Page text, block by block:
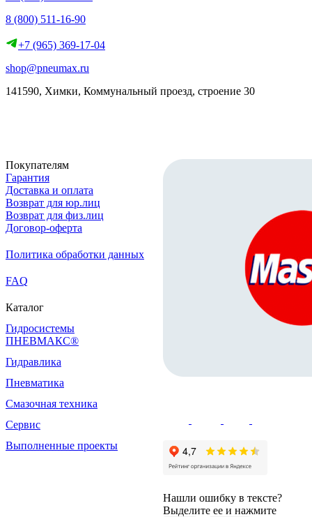
8 (800) 511-16-90
+7 (965) 369-17-04
shop@pneumax.ru
141590, Химки, Коммунальный проезд, строение 30
Покупателям
Гарантия
Доставка и оплата
Возврат для юр.лиц
Возврат для физ.лиц
Договор-оферта
Политика обработки данных
FAQ
Каталог
Гидросистемы
ПНЕВМАКС®
Гидравлика
Пневматика
Смазочная техника
Сервис
Выполненные проекты
Нашли ошибку в тексте?
Выделите ее и нажмите